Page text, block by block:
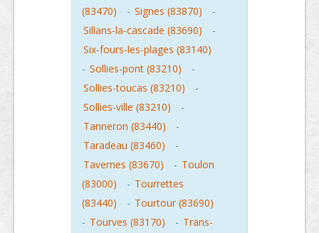
(83470)
- Signes (83870)
-
Sillans-la-cascade (83690)
-
Six-fours-les-plages (83140)
- Sollies-pont (83210)
-
Sollies-toucas (83210)
-
Sollies-ville (83210)
-
Tanneron (83440)
-
Taradeau (83460)
-
Tavernes (83670)
- Toulon
(83000)
- Tourrettes
(83440)
- Tourtour (83690)
- Tourves (83170) - Trans-